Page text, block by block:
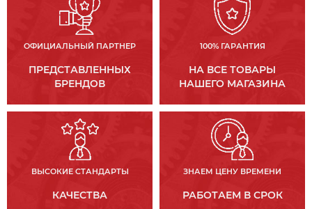
ОФИЦИАЛЬНЫЙ ПАРТНЕР
ПРЕДСТАВЛЕННЫХ
БРЕНДОВ
100% ГАРАНТИЯ
НА ВСЕ ТОВАРЫ
НАШЕГО МАГАЗИНА
ВЫСОКИЕ СТАНДАРТЫ
КАЧЕСТВА
ЗНАЕМ ЦЕНУ ВРЕМЕНИ
РАБОТАЕМ В СРОК